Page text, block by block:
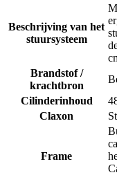
Beschrijving van het
stuursysteem
Brandstof /
krachtbron
Cilinderinhoud
Claxon
Frame